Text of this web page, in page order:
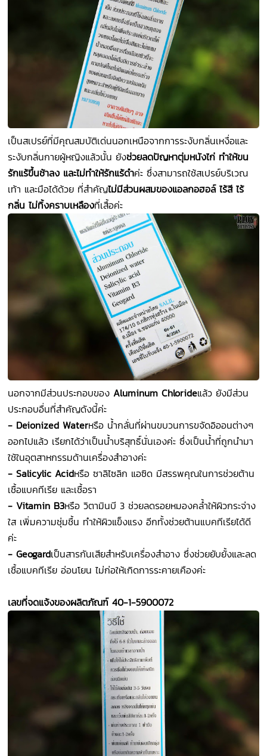
เป็นสเปรย์ที่มีคุณสมบัติเด่นนอกเหนือจากการระงับกลิ่นเหงื่อและ
ระงับกลิ่นกายผู้หญิงแล้วนั้น ยังช่วยลดปัญหาตุ่มหนังไก่ ทำให้ขน
รักแร้ขึ้นช้าลง และไม่ทำให้รักแร้ดำค่ะ ซึ่งสามารถใช้สเปรย์บริเวณ
เท้า และมือได้ด้วย ที่สำคัญไม่มีส่วนผสมของแอลกอฮอล์ ไร้สี ไร้
กลิ่น ไม่ทิ้งคราบเหลืองที่เสื้อค่ะ
นอกจากมีส่วนประกอบของAluminum Chlorideแล้ว ยังมีส่วน
ประกอบอื่นที่สำคัญดังนี้ค่ะ
- Deionized Waterหรือ น้ำกลั่นที่ผ่านขบวนการขจัดอิออนต่างๆ
ออกไปแล้ว เรียกได้ว่าเป็นน้ำบริสุทธิ์นั่นเองค่ะ ซึ่งเป็นน้ำที่ถูกนำมา
ใช้ในอุตสาหกรรมด้านเครื่องสำอางค่ะ
-Salicylic Acidหรือ ซาลิไซลิก แอซิด มีสรรพคุณในการช่วยต้าน
เชื้อแบคทีเรีย และเชื้อรา
-Vitamin B3หรือ วิตามินบี 3 ช่วยลดรอยหมองคล้ำให้ผิวกระจ่าง
ใส เพิ่มความชุ่มชื้น ทำให้ผิวแข็งแรง อีกทั้งช่วยต้านแบคทีเรียได้ดี
ค่ะ
-Geogardเป็นสารกันเสียสำหรับเครื่องสำอาง ซึ่งช่วยยับยั้งและลด
เชื้อแบคทีเรีย อ่อนโยน ไม่ก่อให้เกิดการระคายเคืองค่ะ
เลขที่จดแจ้งของผลิตภัณฑ์ 40-1-5900072